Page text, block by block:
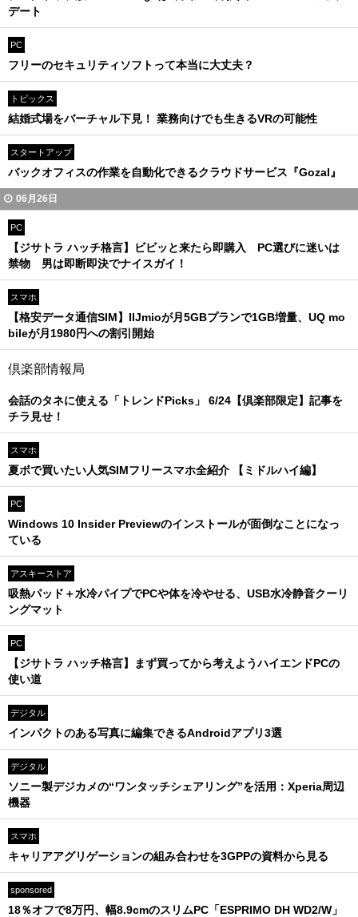
デート
PC
フリーのセキュリティソフトって本当に大丈夫？
トピックス
結婚式場をバーチャル下見！ 業務向けでも生きるVRの可能性
スタートアップ
バックオフィスの作業を自動化できるクラウドサービス『Gozal』
06月26日
PC
【ジサトラ ハッチ格言】ビビッと来たら即購入 PC選びに迷いは
禁物 男は即断即決でナイスガイ！
スマホ
【格安データ通信SIM】IIJmioが月5GBプランで1GB増量、UQ mo
bileが月1980円への割引開始
倶楽部情報局
会話のタネに使える「トレンドPicks」 6/24【倶楽部限定】記事を
チラ見せ！
スマホ
夏ボで買いたい人気SIMフリースマホ全紹介 【ミドルハイ編】
PC
Windows 10 Insider Previewのインストールが面倒なことになっ
ている
アスキーストア
吸熱パッド＋水冷パイプでPCや体を冷やせる、USB水冷静音クーリ
ングマット
PC
【ジサトラ ハッチ格言】まず買ってから考えようハイエンドPCの
使い道
デジタル
インパクトのある写真に編集できるAndroidアプリ3選
デジタル
ソニー製デジカメの“ワンタッチシェアリング”を活用：Xperia周辺
機器
スマホ
キャリアアグリゲーションの組み合わせを3GPPの資料から見る
sponsored
18％オフで8万円、幅8.9cmのスリムPC「ESPRIMO DH WD2/W」